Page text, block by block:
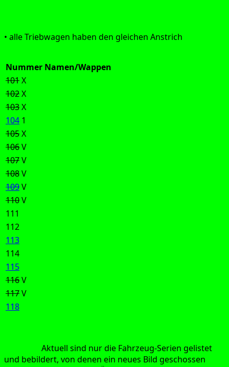
• alle Trieb­wa­gen haben den glei­chen Anstrich
Nummer Namen/Wappen
101X
102X
103X
104 1
105X
106V
107V
108V
109V
110V
111
112
113
114
115
116V
117V
118
Aktu­ell sind nur die Fahr­zeug-Seri­en gelis­tet
und bebil­dert, von denen ein neu­es Bild geschos­sen